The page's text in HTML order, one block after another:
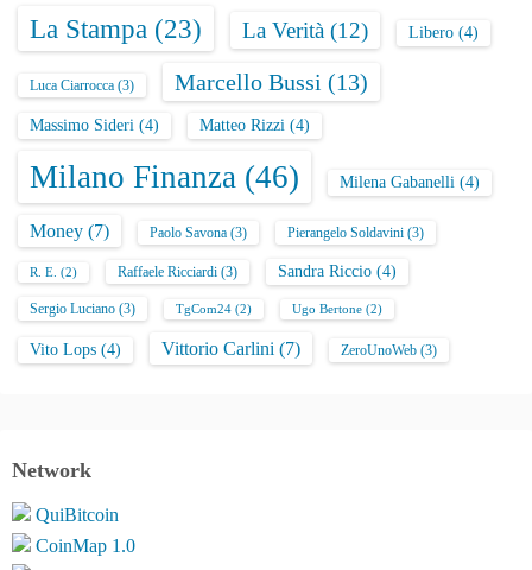
La Stampa (23) La Verità (12) Libero (4)
Luca Ciarrocca (3) Marcello Bussi (13)
Massimo Sideri (4) Matteo Rizzi (4)
Milano Finanza (46) Milena Gabanelli (4)
Money (7) Paolo Savona (3) Pierangelo Soldavini (3)
R. E. (2) Raffaele Ricciardi (3) Sandra Riccio (4)
Sergio Luciano (3) TgCom24 (2) Ugo Bertone (2)
Vito Lops (4) Vittorio Carlini (7) ZeroUnoWeb (3)
Network
QuiBitcoin
CoinMap 1.0